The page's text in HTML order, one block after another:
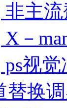
非主
－
视
替换